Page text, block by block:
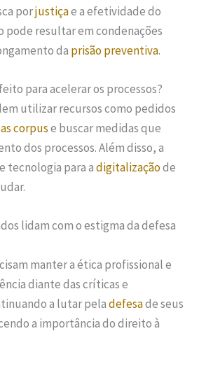
porjustiçae a efetividade do
pode resultar em condenações
da prisão preventiva.
para acelerar os processos?
utilizar recursos como pedidos
corpuse buscar medidas que
dos processos. Além disso, a
tecnologia para adigitalizaçãode
lidam com o estigma da defesa
manter a ética profissional e
diante das críticas e
a lutar peladefesade seus
a importância do direito à